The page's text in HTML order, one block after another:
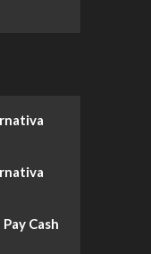
Cash